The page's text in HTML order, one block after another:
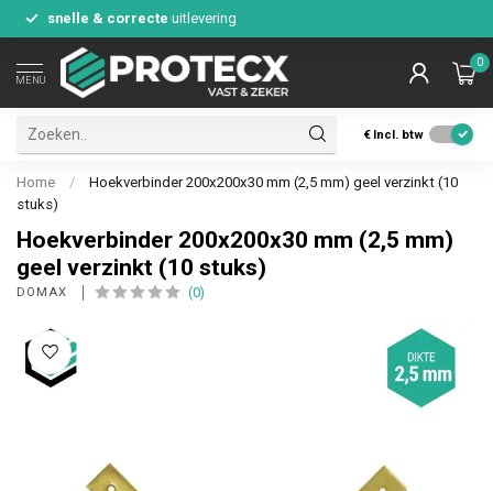
snelle & correcte uitlevering
MENU
0
€ Incl. btw
Home /
Hoekverbinder 200x200x30 mm (2,5 mm) geel verzinkt (10
stuks)
Hoekverbinder 200x200x30 mm (2,5 mm)
geel verzinkt (10 stuks)
DOMAX (0)